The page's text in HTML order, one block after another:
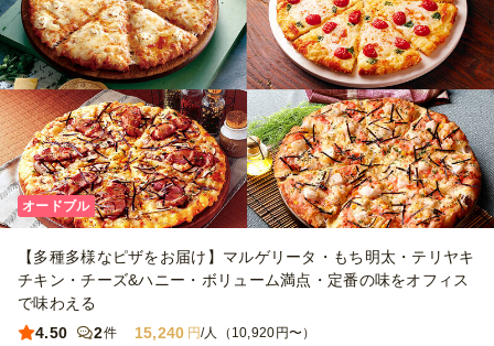
オードブル
【多種多様なピザをお届け】マルゲリータ・もち明太・テリヤキ
チキン・チーズ&ハニー・ボリューム満点・定番の味をオフィス
で味わえる
4.50
2件 15,240 円/人（10,920円〜）